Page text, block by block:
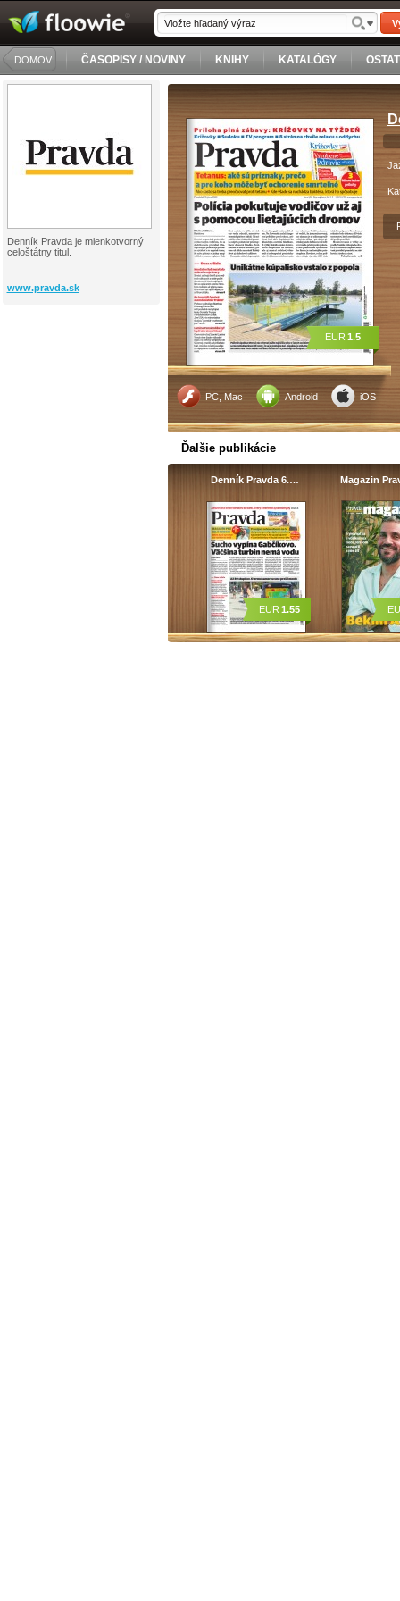
DOMOV ČASOPISY / NOVINY KNIHY KATALÓGY
Denník Pravda je mienkotvorný
celoštátny titul.
www.pravda.sk
PC, Mac Android iOS
EUR 1.5
Ďalšie publikácie
Denník Pravda 6.…
EUR 1.55
Magazin